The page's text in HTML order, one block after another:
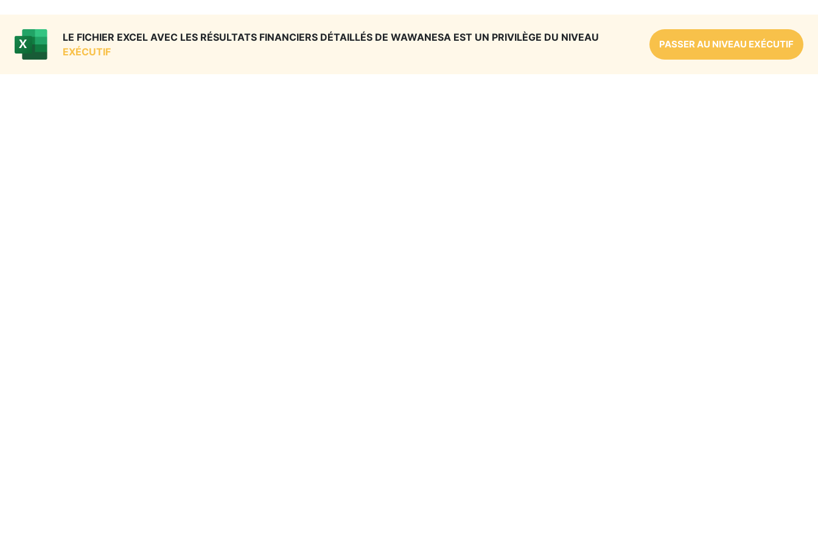
LE FICHIER EXCEL AVEC LES RÉSULTATS FINANCIERS DÉTAILLÉS DE WAWANESA EST UN PRIVILÈGE DU NIVEAU
EXÉCUTIF
PASSER AU NIVEAU EXÉCUTIF